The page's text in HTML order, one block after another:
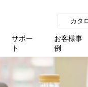
カタ
アプ
サポー
ト
よ
お客様事
例